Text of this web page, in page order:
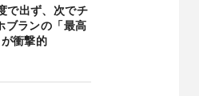
で出ず、次でチ
ブランの「最高
衝撃的